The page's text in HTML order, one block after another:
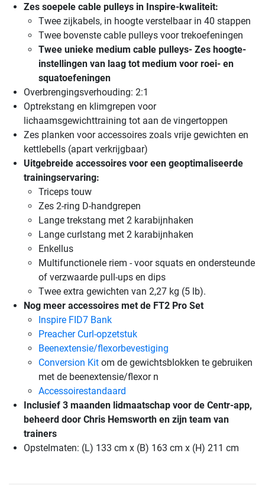
Zes soepele cable pulleys in Inspire-kwaliteit:
Twee zijkabels, in hoogte verstelbaar in 40 stappen
Twee bovenste cable pulleys voor trekoefeningen
Twee unieke medium cable pulleys- Zes hoogte-
instellingen van laag tot medium voor roei- en
squatoefeningen
Overbrengingsverhouding: 2:1
Optrekstang en klimgrepen voor
lichaamsgewichttraining tot aan de vingertoppen
Zes planken voor accessoires zoals vrije gewichten en
kettlebells (apart verkrijgbaar)
Uitgebreide accessoires voor een geoptimaliseerde
trainingservaring:
Triceps touw
Zes 2-ring D-handgrepen
Lange trekstang met 2 karabijnhaken
Lange curlstang met 2 karabijnhaken
Enkellus
Multifunctionele riem - voor squats en ondersteunde
of verzwaarde pull-ups en dips
Twee extra gewichten van 2,27 kg (5 lb).
Nog meer accessoires met de FT2 Pro Set
Inspire FID7 Bank
Preacher Curl-opzetstuk
Beenextensie/flexorbevestiging
Conversion Kit om de gewichtsblokken te gebruiken
met de beenextensie/flexor n
Accessoirestandaard
Inclusief 3 maanden lidmaatschap voor de Centr-app,
beheerd door Chris Hemsworth en zijn team van
trainers
Opstelmaten: (L) 133 cm x (B) 163 cm x (H) 211 cm